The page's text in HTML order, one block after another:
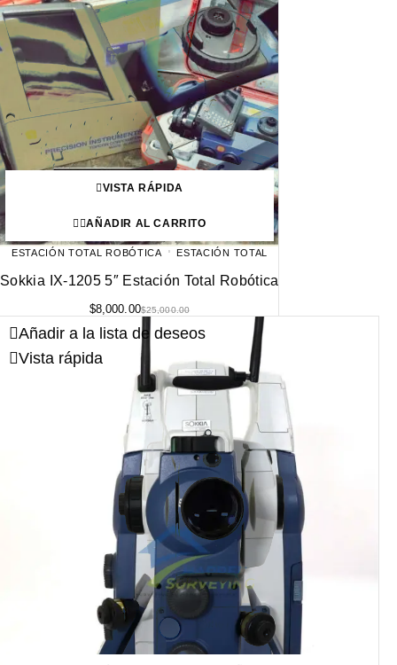
VISTA RÁPIDA
AÑADIR AL CARRITO
ESTACIÓN TOTAL ROBÓTICA ESTACIÓN TOTAL
Sokkia IX-1205 5″ Estación Total Robótica
$25,000.00
$8,000.00
Añadir a la lista de deseos
Vista rápida